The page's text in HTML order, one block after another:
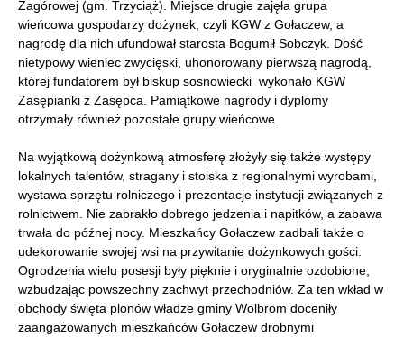
Zagórowej (gm. Trzyciąż). Miejsce drugie zajęła grupa
wieńcowa gospodarzy dożynek, czyli KGW z Gołaczew, a
nagrodę dla nich ufundował starosta Bogumił Sobczyk. Dość
nietypowy wieniec zwycięski, uhonorowany pierwszą nagrodą,
której fundatorem był biskup sosnowiecki wykonało KGW
Zasępianki z Zasępca. Pamiątkowe nagrody i dyplomy
otrzymały również pozostałe grupy wieńcowe.
Na wyjątkową dożynkową atmosferę złożyły się także występy
lokalnych talentów, stragany i stoiska z regionalnymi wyrobami,
wystawa sprzętu rolniczego i prezentacje instytucji związanych z
rolnictwem. Nie zabrakło dobrego jedzenia i napitków, a zabawa
trwała do późnej nocy. Mieszkańcy Gołaczew zadbali także o
udekorowanie swojej wsi na przywitanie dożynkowych gości.
Ogrodzenia wielu posesji były pięknie i oryginalnie ozdobione,
wzbudzając powszechny zachwyt przechodniów. Za ten wkład w
obchody święta plonów władze gminy Wolbrom doceniły
zaangażowanych mieszkańców Gołaczew drobnymi